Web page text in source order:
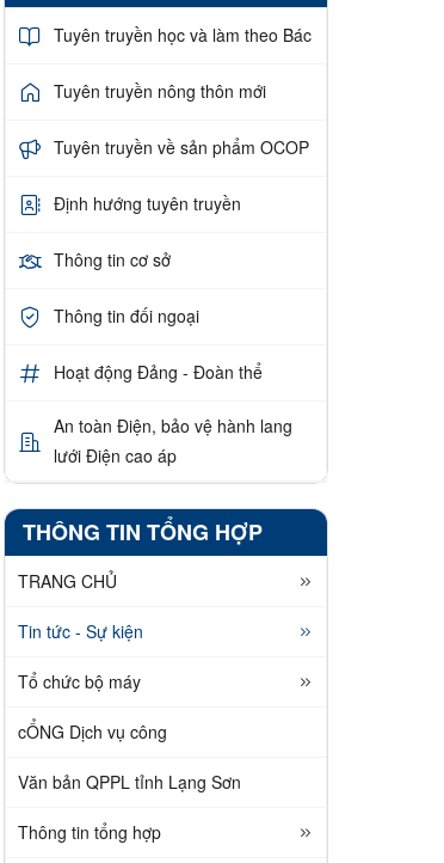
Tuyên truyền học và làm theo Bác
Tuyên truyền nông thôn mới
Tuyên truyền về sản phẩm OCOP
Định hướng tuyên truyền
Thông tin cơ sở
Thông tin đối ngoại
Hoạt động Đảng - Đoàn thể
An toàn Điện, bảo vệ hành lang
lưới Điện cao áp
THÔNG TIN TỔNG HỢP
TRANG CHỦ
Tin tức - Sự kiện
Tổ chức bộ máy
cỔNG Dịch vụ công
Văn bản QPPL tỉnh Lạng Sơn
Thông tin tổng hợp